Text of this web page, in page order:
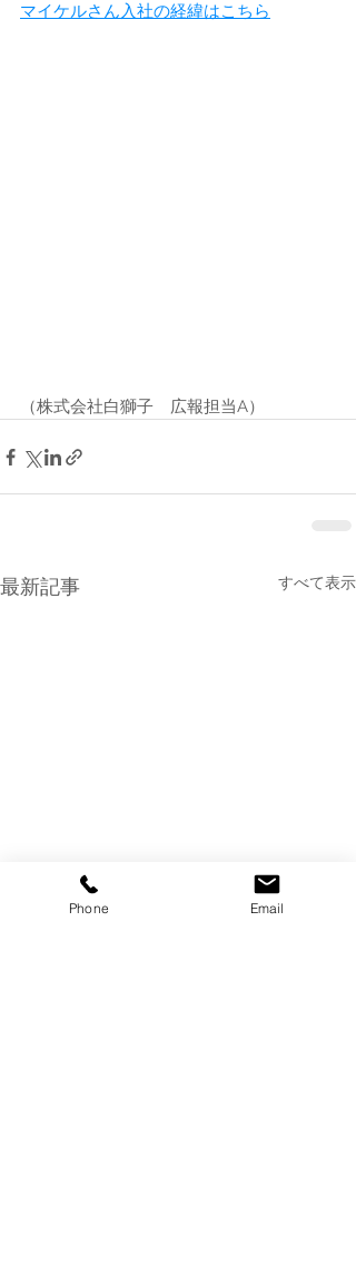
マイケルさん入社の経緯はこちら
（株式会社白獅子　広報担当A）
最新記事 すべて表示
Phone Email